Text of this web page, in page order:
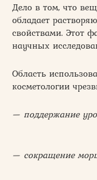
Дело в том, что
обладает
свойствами. Этот
научных
Область
косметологии
— поддержание
— сокращение